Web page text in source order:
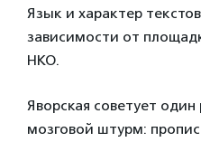
Язык и характер
зависимости от
НКО.
Яворская советует
мозговой штурм: